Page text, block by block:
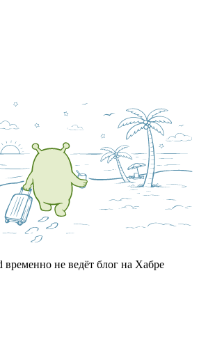
не ведёт блог на Хабре